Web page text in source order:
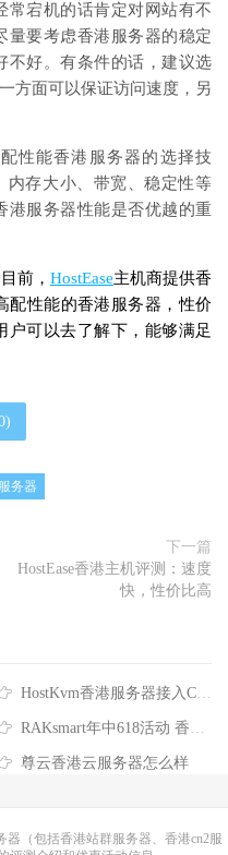
常宕机的话肯定对网站有不
量要考虑香港服务器的稳定
不好。有条件的话，建议选
方面可以保证访问速度，另
性能香港服务器的选择技
内存大小、带宽、稳定性等
港服务器性能是否优越的重
目前， HostEase主机商提供香
配性能的香港服务器，性价
户可以去了解下，能够满足
)
务器
下一篇
HostEase香港主机评测：速度
快，性价比高
HostKvm香港服务器接入CNIX网络 八折优惠每月$156起
RAKsmart年中618活动 香港服务器/站群服务器/大带宽服务器/高防服务器全场6.1折
尊云香港云服务器怎么样
（包括香港站群服务器、香港cn2服